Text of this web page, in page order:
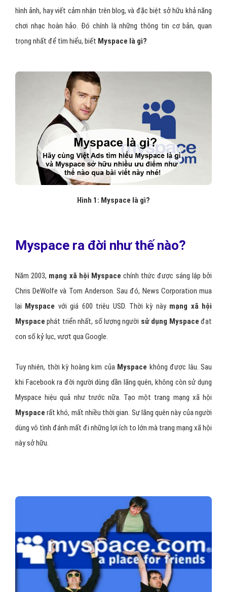
hình ảnh, hay viết cảm nhận trên blog, và đặc biệt sở hữu khả năng
chơi nhạc hoàn hảo. Đó chính là những thông tin cơ bản, quan
trọng nhất để tìm hiểu, biết Myspace là gì?
Hình 1: Myspace là gì?
Myspace ra đời như thế nào?
Năm 2003, mạng xã hội Myspace chính thức được sáng lập bởi
Chris DeWolfe và Tom Anderson. Sau đó, News Corporation mua
lại Myspace với giá 600 triệu USD. Thời kỳ này mạng xã hội
Myspace phát triển nhất, số lượng người sử dụng Myspace đạt
con số kỷ lục, vượt qua Google.
Tuy nhiên, thời kỳ hoàng kim của Myspace không được lâu. Sau
khi Facebook ra đời người dùng dần lãng quên, không còn sử dụng
Myspace hiệu quả như trước nữa. Tạo một trang mạng xã hội
Myspacerất khó, mất nhiều thời gian. Sự lãng quên này của người
dùng vô tình đánh mất đi những lợi ích to lớn mà trang mạng xã hội
này sở hữu.